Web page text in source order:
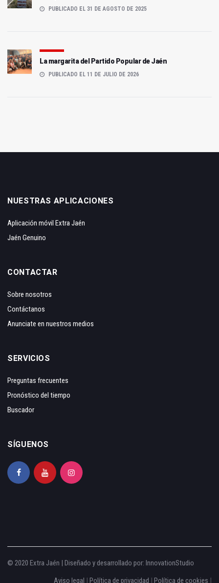
PUBLICADO EL 31 DE AGOSTO DE 2025
La margarita del Partido Popular de Jaén
PUBLICADO EL 11 DE JULIO DE 2026
NUESTRAS APLICACIONES
Aplicación móvil Extra Jaén
Jaén Genuino
CONTACTAR
Sobre nosotros
Contáctanos
Anunciate en nuestros medios
SERVICIOS
Preguntas frecuentes
Pronóstico del tiempo
Buscador
SÍGUENOS
© 2020 Extra Jaén | Diseñado y desarrollado por: InnovationStudio
Aviso legal | Política de privacidad | Política de cookies |